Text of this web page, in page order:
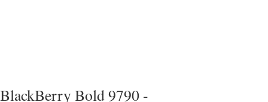
BlackBerry Bold 9790 -